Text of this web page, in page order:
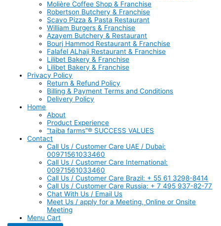
Molière Coffee Shop & Franchise
Robertson Butchery & Franchise
Scavo Pizza & Pasta Restaurant
William Burgers & Franchise
Azayem Butchery & Restaurant
Bourj Hammod Restaurant & Franchise
Falafel ALhaji Restaurant & Franchise
Lilibet Bakery & Franchise
Lilibet Bakery & Franchise
Privacy Policy
Return & Refund Policy
Billing & Payment Terms and Conditions
Delivery Policy
Home
About
Product Experience
“taiba farms”® SUCCESS VALUES
Contact
Call Us / Customer Care UAE / Dubai:
00971561033460
Call Us / Customer Care International:
00971561033460
Call Us / Customer Care Brazil: + 55 61 3298-8414
Call Us / Customer Care Russia: + 7 495 937-82-77
Chat With Us / Email Us
Meet Us / apply for a Meeting, Online or Onsite
Meeting
Menu Cart